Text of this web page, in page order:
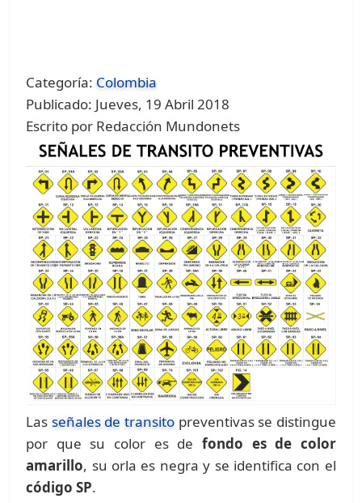
Categoría: Colombia
Publicado: Jueves, 19 Abril 2018
Escrito por Redacción Mundonets
Las señales de transito preventivas se distingue
por que su color es de fondo es de color
amarillo, su orla es negra y se identifica con el
código SP.